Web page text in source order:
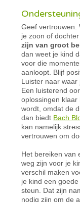
Geef vertrouwen.
je zoon of dochter
zijn van groot
dan weet je kind
voor die
aanloopt. Blijf
Luister naar waar
Een luisterend
oplossingen klaar
wordt, omdat de
dan biedt Bach
kan namelijk
vertrouwen om
Het bereiken van
weg zijn voor je
verschil maken
je kind een
steun. Dat zijn
nodig zijn om de